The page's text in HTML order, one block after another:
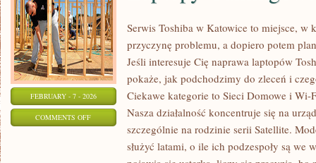
FEBRUARY - 7 - 2026
COMMENTS OFFON
GAMINGOWE
Serwis Toshiba w Katowice to miejsce, w
przyczynę problemu, a dopiero potem
Jeśli interesuje Cię naprawa laptopów
pokaże, jak podchodzimy do zleceń i
Ciekawe kategorie to Sieci Domowe i Wi-
Nasza działalność koncentruje się na
szczególnie na rodzinie serii Satellite.
służyć latami, o ile ich podzespoły są we